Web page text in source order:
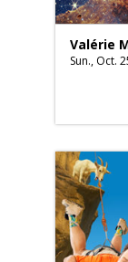
Valérie
Sun., Oct.